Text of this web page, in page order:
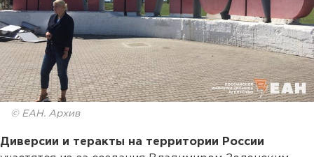
© ЕАН. Архив
Диверсии и теракты на территории России